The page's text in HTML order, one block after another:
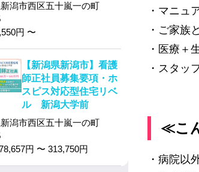
・マニュ
・ご家族
・医療＋
・スタッ
≪こ
・病院以
潟市西区五十嵐一の町
円 〜
【新潟県新潟市】看護
師正社員募集要項・ホ
スピス対応型住宅リベ
ル 新潟大学前
潟市西区五十嵐一の町
円 〜 313,750円